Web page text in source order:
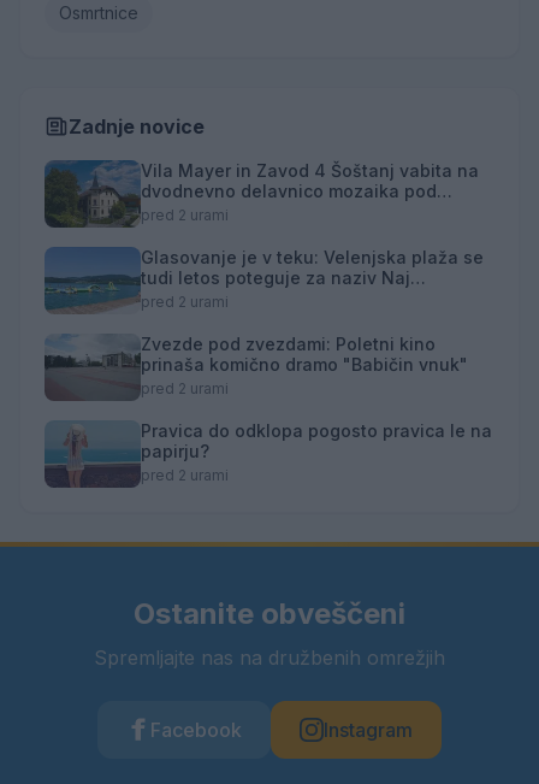
Osmrtnice
Zadnje novice
Vila Mayer in Zavod 4 Šoštanj vabita na
dvodnevno delavnico mozaika pod
mentorstvom Mojce Marije Černivšek
pred 2 urami
Glasovanje je v teku: Velenjska plaža se
tudi letos poteguje za naziv Naj
kopališče
pred 2 urami
Zvezde pod zvezdami: Poletni kino
prinaša komično dramo "Babičin vnuk"
pred 2 urami
Pravica do odklopa pogosto pravica le na
papirju?
pred 2 urami
Ostanite obveščeni
Spremljajte nas na družbenih omrežjih
Facebook Instagram